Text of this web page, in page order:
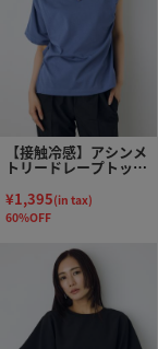
【接触冷感】アシンメ
トリードレープトップ
¥1,395(in tax)
60%OFF